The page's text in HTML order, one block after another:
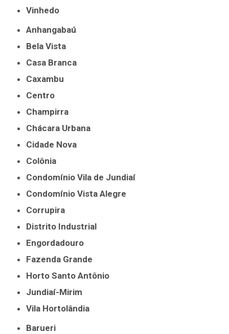
Vinhedo
Anhangabaú
Bela Vista
Casa Branca
Caxambu
Centro
Champirra
Chácara Urbana
Cidade Nova
Colônia
Condomínio Vila de Jundiaí
Condomínio Vista Alegre
Corrupira
Distrito Industrial
Engordadouro
Fazenda Grande
Horto Santo Antônio
Jundiaí-Mirim
Vila Hortolândia
Barueri